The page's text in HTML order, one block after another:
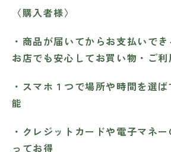
〈購入者様〉
・商品が届いてからお支払いで
お店でも安心してお買い物・ご利
・スマホ１つで場所や時間を選
能
・クレジットカードや電子マネ
ってお得